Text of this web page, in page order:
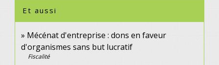
Et aussi
Mécénat d'entreprise : dons en faveur
d'organismes sans but lucratif
Fiscalité